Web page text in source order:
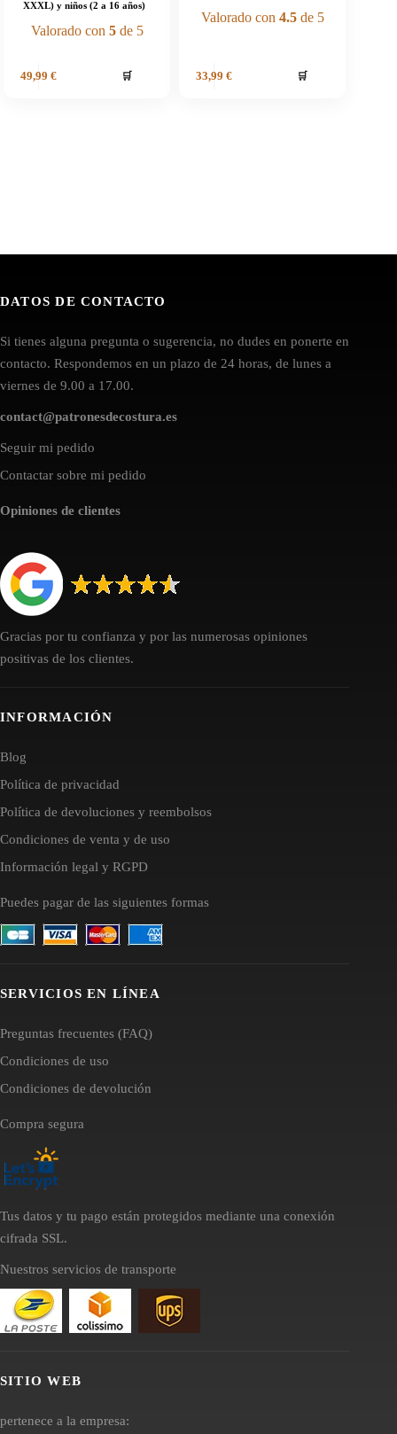
XXXL) y niños (2 a 16 años)
Valorado con 5de 5
49,99 € 🛒
Valorado con 4.5de 5
33,99 € 🛒
DATOS DE CONTACTO
Si tienes alguna pregunta o sugerencia, no dudes en ponerte en
contacto. Respondemos en un plazo de 24 horas, de lunes a
viernes de 9.00 a 17.00.
contact@patronesdecostura.es
Seguir mi pedido
Contactar sobre mi pedido
Opiniones de clientes
Gracias por tu confianza y por las numerosas opiniones
positivas de los clientes.
INFORMACIÓN
Blog
Política de privacidad
Política de devoluciones y reembolsos
Condiciones de venta y de uso
Información legal y RGPD
Puedes pagar de las siguientes formas
SERVICIOS EN LÍNEA
Preguntas frecuentes (FAQ)
Condiciones de uso
Condiciones de devolución
Compra segura
Tus datos y tu pago están protegidos mediante una conexión
cifrada SSL.
Nuestros servicios de transporte
SITIO WEB
pertenece a la empresa: